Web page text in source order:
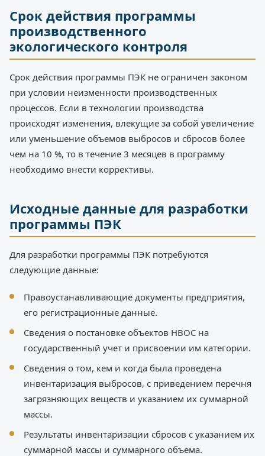
Срок действия программы
производственного
экологического контроля
Срок действия программы ПЭК не ограничен законом
при условии неизменности производственных
процессов. Если в технологии производства
происходят изменения, влекущие за собой увеличение
или уменьшение объемов выбросов и сбросов более
чем на 10 %, то в течение 3 месяцев в программу
необходимо внести коррективы.
Исходные данные для разработки
программы ПЭК
Для разработки программы ПЭК потребуются
следующие данные:
Правоустанавливающие документы предприятия,
его регистрационные данные.
Сведения о постановке объектов НВОС на
государственный учет и присвоении им категории.
Сведения о том, кем и когда была проведена
инвентаризация выбросов, с приведением перечня
загрязняющих веществ и указанием их суммарной
массы.
Результаты инвентаризации сбросов с указанием их
суммарной массы и суммарного объема.